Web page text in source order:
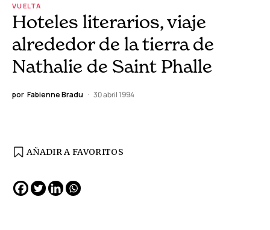
VUELTA
Hoteles literarios, viaje
alrededor de la tierra de
Nathalie de Saint Phalle
por Fabienne Bradu 30 abril 1994
AÑADIR A FAVORITOS